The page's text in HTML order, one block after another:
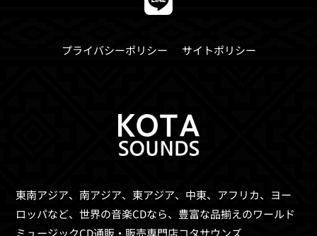
東南アジア、南アジア、東アジア、中東、アフリカ、ヨー
ロッパなど、世界の音楽CDなら、 豊富な品揃えのワールド
ミュージックCD通販・販売専門店コタサウンズ
プライバシーポリシー サイトポリシー